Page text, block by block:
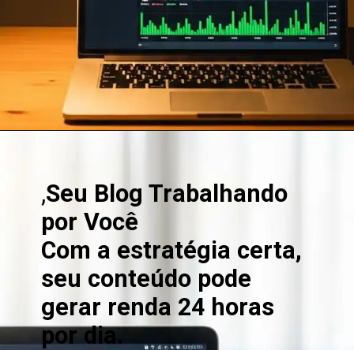
,Seu Blog Trabalhando
por Você
Com a estratégia certa,
seu conteúdo pode
gerar renda 24 horas
por dia.